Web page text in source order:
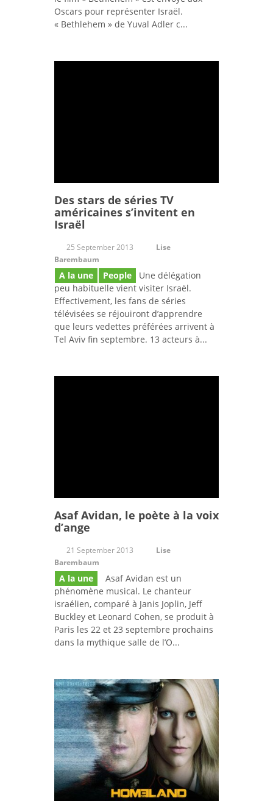
Oscars pour représenter Israël.
« Bethlehem » de Yuval Adler c...
Des stars de séries TV
américaines s’invitent en
Israël
25 September 2013
Lise
Barembaum
A la une People
Une délégation
peu habituelle vient visiter Israël.
Effectivement, les fans de séries
télévisées se réjouiront d’apprendre
que leurs vedettes préférées arrivent à
Tel Aviv fin septembre. 13 acteurs à...
Asaf Avidan, le poète à la voix
d’ange
21 September 2013
Lise
Barembaum
A la une
Asaf Avidan est un
phénomène musical. Le chanteur
israélien, comparé à Janis Joplin, Jeff
Buckley et Leonard Cohen, se produit à
Paris les 22 et 23 septembre prochains
dans la mythique salle de l’O...